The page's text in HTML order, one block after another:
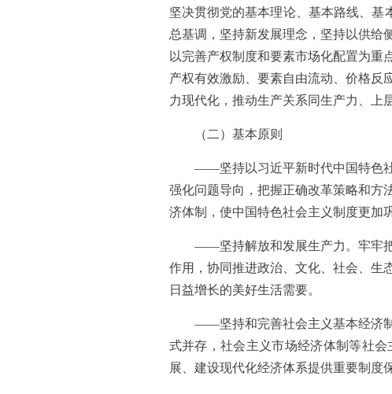
坚决贯彻党的基本理论、基本路线、基
总基调，坚持新发展理念，坚持以供给
以完善产权制度和要素市场化配置为
产权有效激励、要素自由流动、价格反
力现代化，推动生产关系同生产力、上
（二）基本原则
——坚持以习近平新时代中国特色
强化问题导向，把握正确改革策略和方
济体制，使中国特色社会主义制度更加
——坚持解放和发展生产力。牢牢
作用，协同推进政治、文化、社会、生
日益增长的美好生活需要。
——坚持和完善社会主义基本经济
式并存，社会主义市场经济体制等社
展、建设现代化经济体系提供重要制度